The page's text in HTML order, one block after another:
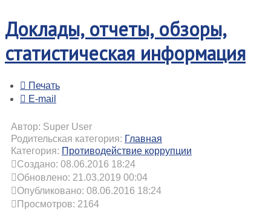
Доклады, отчеты, обзоры,
статистическая информация
Печать
E-mail
Автор: Super User
Родительская категория: Главная
Категория: Противодействие коррупции
Создано: 08.06.2016 18:24
Обновлено: 21.03.2019 00:04
Опубликовано: 08.06.2016 18:24
Просмотров: 2164